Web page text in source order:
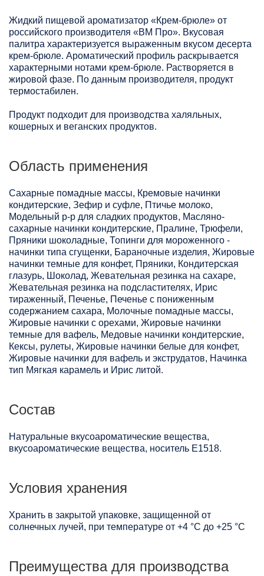
Жидкий пищевой ароматизатор «Крем-брюле» от
российского производителя «ВМ Про». Вкусовая
палитра характеризуется выраженным вкусом десерта
крем-брюле. Ароматический профиль раскрывается
характерными нотами крем-брюле. Растворяется в
жировой фазе. По данным производителя, продукт
термостабилен.
Продукт подходит для производства халяльных,
кошерных и веганских продуктов.
Область применения
Сахарные помадные массы, Кремовые начинки
кондитерские, Зефир и суфле, Птичье молоко,
Модельный р-р для сладких продуктов, Масляно-
сахарные начинки кондитерские, Пралине, Трюфели,
Пряники шоколадные, Топинги для мороженного -
начинки типа сгущенки, Бараночные изделия, Жировые
начинки темные для конфет, Пряники, Кондитерская
глазурь, Шоколад, Жевательная резинка на сахаре,
Жевательная резинка на подсластителях, Ирис
тираженный, Печенье, Печенье с пониженным
содержанием сахара, Молочные помадные массы,
Жировые начинки с орехами, Жировые начинки
темные для вафель, Медовые начинки кондитерские,
Кексы, рулеты, Жировые начинки белые для конфет,
Жировые начинки для вафель и экструдатов, Начинка
тип Мягкая карамель и Ирис литой.
Состав
Натуральные вкусоароматические вещества,
вкусоароматические вещества, носитель Е1518.
Условия хранения
Хранить в закрытой упаковке, защищенной от
солнечных лучей, при температуре от +4 °C до +25 °C
Преимущества для производства